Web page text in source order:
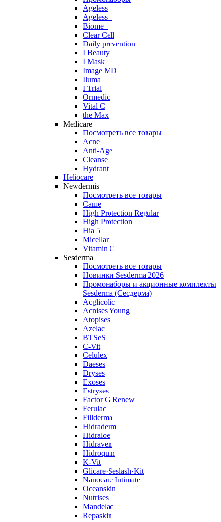
Ageless
Ageless+
Biome+
Clear Cell
Daily prevention
I Beauty
I Mask
Image MD
Iluma
I Trial
Ormedic
Vital C
the Max
Medicare
Посмотреть все товары
Acne
Anti‑Age
Cleanse
Hydrant
Heliocare
Newdermis
Посмотреть все товары
Саше
High Protection Regular
High Protection
Hia 5
Micellar
Vitamin C
Sesderma
Посмотреть все товары
Новинки Sesderma 2026
Промонаборы и акционные комплекты
Sesderma (Сесдерма)
Acglicolic
Acnises Young
Atopises
Azelac
BTSeS
C‑Vit
Celulex
Daeses
Dryses
Exoses
Estryses
Factor G Renew
Ferulac
Fillderma
Hidraderm
Hidraloe
Hidraven
Hidroquin
K-Vit
Glicare·Seslash·Kit
Nanocare Intimate
Oceanskin
Nutrises
Mandelac
Repaskin